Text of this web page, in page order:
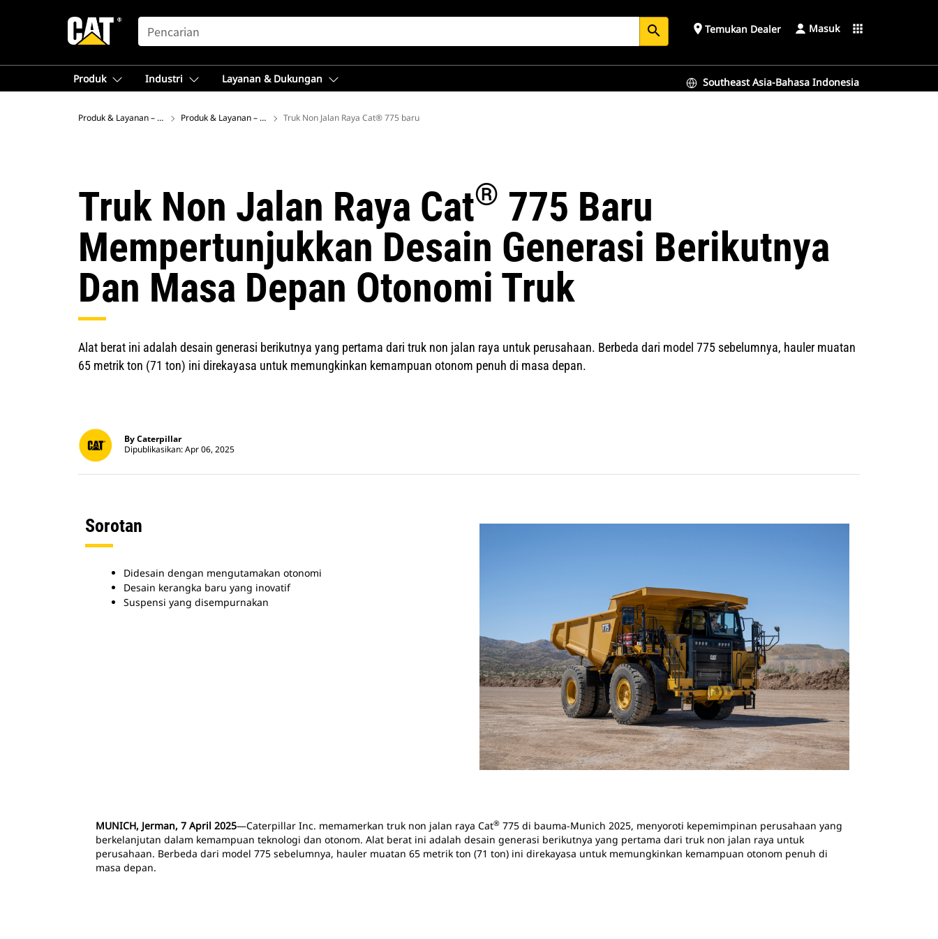
SEARCH search place Temukan Dealer Masuk apps
Produk Industri Layanan & Dukungan Southeast Asia-Bahasa Indonesia
Produk & Layanan – Asia TenggaraProduk & Layanan – Asia TenggaraTruk Non Jalan Raya Cat® 775 baru
Truk Non Jalan Raya Cat® 775 Baru
Mempertunjukkan Desain Generasi Berikutnya
Dan Masa Depan Otonomi Truk
Alat berat ini adalah desain generasi berikutnya yang pertama dari truk non jalan raya untuk perusahaan. Berbeda dari model 775 sebelumnya, hauler muatan
65 metrik ton (71 ton) ini direkayasa untuk memungkinkan kemampuan otonom penuh di masa depan.
By Caterpillar
Dipublikasikan: Apr 06, 2025
Sorotan
Didesain dengan mengutamakan otonomi
Desain kerangka baru yang inovatif
Suspensi yang disempurnakan
MUNICH, Jerman, 7 April 2025―Caterpillar Inc. memamerkan truk non jalan raya Cat® 775 di bauma-Munich 2025, menyoroti kepemimpinan perusahaan yang
berkelanjutan dalam kemampuan teknologi dan otonom. Alat berat ini adalah desain generasi berikutnya yang pertama dari truk non jalan raya untuk
perusahaan. Berbeda dari model 775 sebelumnya, hauler muatan 65 metrik ton (71 ton) ini direkayasa untuk memungkinkan kemampuan otonom penuh di
masa depan.